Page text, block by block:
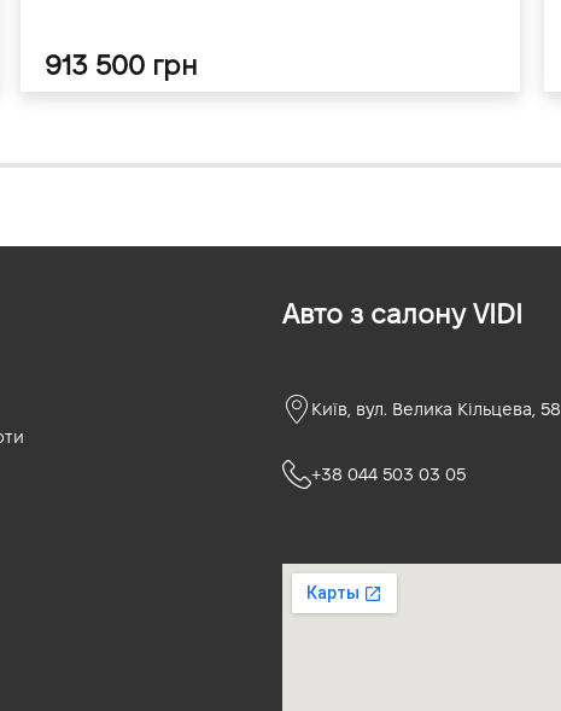
913 500 грн
Авто з салону VIDI
Київ, вул. Велика Кільцева, 58
+38 044 503 03 05